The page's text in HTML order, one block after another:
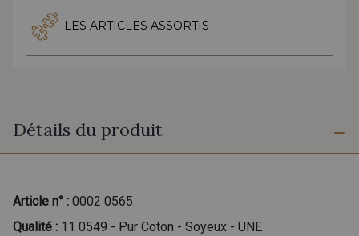
LES ARTICLES ASSORTIS
Détails du produit
Article n° : 0002 0565
Qualité : 11 0549 - Pur Coton - Soyeux - UNE